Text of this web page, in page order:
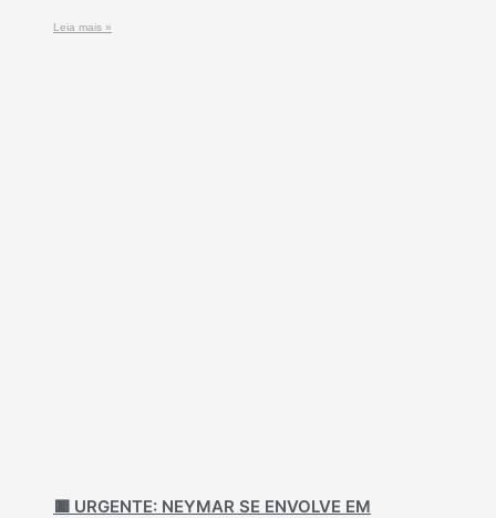
Leia mais »
🟥 URGENTE: NEYMAR SE ENVOLVE EM